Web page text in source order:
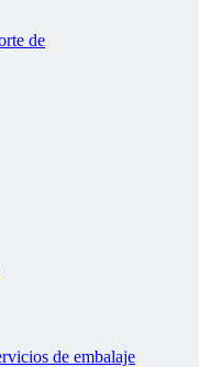
de
de embalaje